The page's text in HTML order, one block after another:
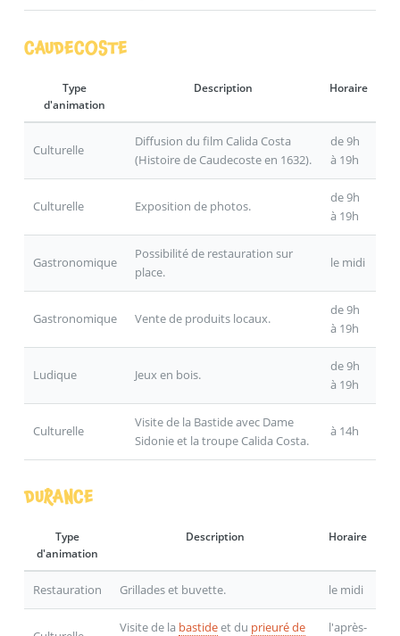
CAUDECOSTE
Type
d'animation
Description Horaire
Culturelle
Diffusion du film Calida Costa
(Histoire de Caudecoste en 1632).
de 9h
à 19h
Culturelle Exposition de photos.
de 9h
à 19h
Gastronomique
Possibilité de restauration sur
place.
le midi
Gastronomique Vente de produits locaux.
de 9h
à 19h
Ludique Jeux en bois.
de 9h
à 19h
Culturelle
Visite de la Bastide avec Dame
Sidonie et la troupe Calida Costa.
à 14h
DURANCE
Type
d'animation
Description Horaire
Restauration Grillades et buvette. le midi
Visite de la bastideet du prieuré de
l'après-